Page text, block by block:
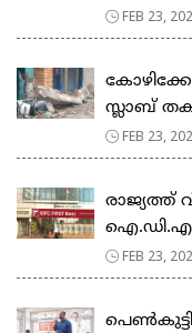
FEB 23,
സ്ലാബ്
FEB 23,
രാജ്യത്ത്
FEB 23,